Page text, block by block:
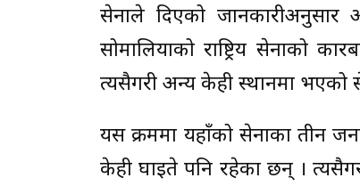
सेनाले दिएको
सोमालियाको राष्ट्रिय सेनाको
त्यसैगरी अन्य केही स्थानमा भएको
यस क्रममा यहाँको सेनाका तीन
केही घाइते पनि रहेका छन् ।